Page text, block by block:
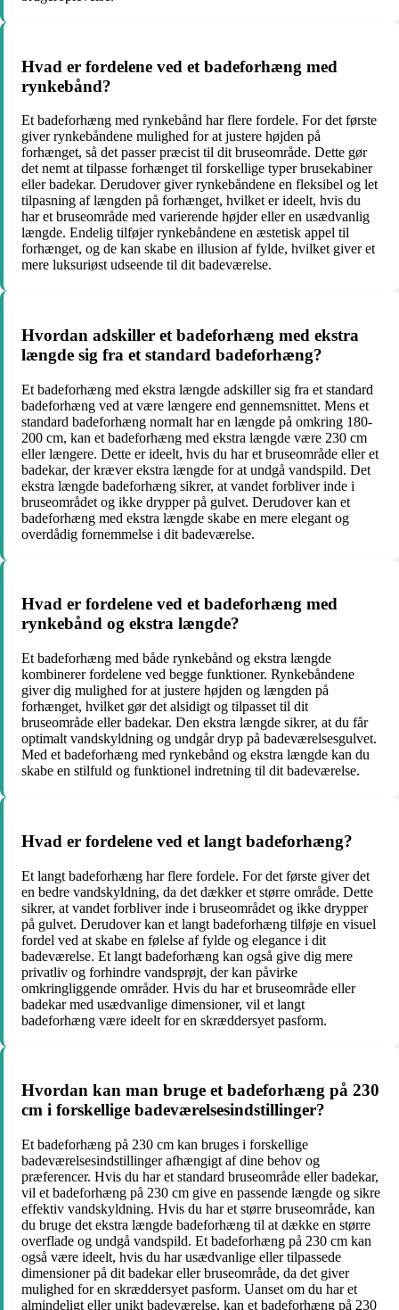
Hvad er fordelene ved et badeforhæng med
rynkebånd?
Et badeforhæng med rynkebånd har flere fordele. For det første
giver rynkebåndene mulighed for at justere højden på
forhænget, så det passer præcist til dit bruseområde. Dette gør
det nemt at tilpasse forhænget til forskellige typer brusekabiner
eller badekar. Derudover giver rynkebåndene en fleksibel og let
tilpasning af længden på forhænget, hvilket er ideelt, hvis du
har et bruseområde med varierende højder eller en usædvanlig
længde. Endelig tilføjer rynkebåndene en æstetisk appel til
forhænget, og de kan skabe en illusion af fylde, hvilket giver et
mere luksuriøst udseende til dit badeværelse.
Hvordan adskiller et badeforhæng med ekstra
længde sig fra et standard badeforhæng?
Et badeforhæng med ekstra længde adskiller sig fra et standard
badeforhæng ved at være længere end gennemsnittet. Mens et
standard badeforhæng normalt har en længde på omkring 180-
200 cm, kan et badeforhæng med ekstra længde være 230 cm
eller længere. Dette er ideelt, hvis du har et bruseområde eller et
badekar, der kræver ekstra længde for at undgå vandspild. Det
ekstra længde badeforhæng sikrer, at vandet forbliver inde i
bruseområdet og ikke drypper på gulvet. Derudover kan et
badeforhæng med ekstra længde skabe en mere elegant og
overdådig fornemmelse i dit badeværelse.
Hvad er fordelene ved et badeforhæng med
rynkebånd og ekstra længde?
Et badeforhæng med både rynkebånd og ekstra længde
kombinerer fordelene ved begge funktioner. Rynkebåndene
giver dig mulighed for at justere højden og længden på
forhænget, hvilket gør det alsidigt og tilpasset til dit
bruseområde eller badekar. Den ekstra længde sikrer, at du får
optimalt vandskyldning og undgår dryp på badeværelsesgulvet.
Med et badeforhæng med rynkebånd og ekstra længde kan du
skabe en stilfuld og funktionel indretning til dit badeværelse.
Hvad er fordelene ved et langt badeforhæng?
Et langt badeforhæng har flere fordele. For det første giver det
en bedre vandskyldning, da det dækker et større område. Dette
sikrer, at vandet forbliver inde i bruseområdet og ikke drypper
på gulvet. Derudover kan et langt badeforhæng tilføje en visuel
fordel ved at skabe en følelse af fylde og elegance i dit
badeværelse. Et langt badeforhæng kan også give dig mere
privatliv og forhindre vandsprøjt, der kan påvirke
omkringliggende områder. Hvis du har et bruseområde eller
badekar med usædvanlige dimensioner, vil et langt
badeforhæng være ideelt for en skræddersyet pasform.
Hvordan kan man bruge et badeforhæng på 230
cm i forskellige badeværelsesindstillinger?
Et badeforhæng på 230 cm kan bruges i forskellige
badeværelsesindstillinger afhængigt af dine behov og
præferencer. Hvis du har et standard bruseområde eller badekar,
vil et badeforhæng på 230 cm give en passende længde og sikre
effektiv vandskyldning. Hvis du har et større bruseområde, kan
du bruge det ekstra længde badeforhæng til at dække en større
overflade og undgå vandspild. Et badeforhæng på 230 cm kan
også være ideelt, hvis du har usædvanlige eller tilpassede
dimensioner på dit badekar eller bruseområde, da det giver
mulighed for en skræddersyet pasform. Uanset om du har et
almindeligt eller unikt badeværelse, kan et badeforhæng på 230